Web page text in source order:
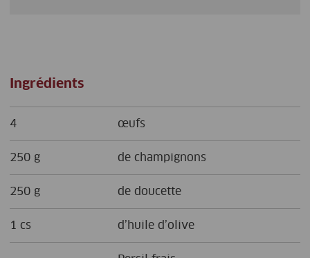
Ingrédients
4 œufs
250 g de champignons
250 g de doucette
1 cs d’huile d’olive